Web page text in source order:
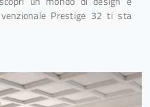
Prestige 32 ti sta